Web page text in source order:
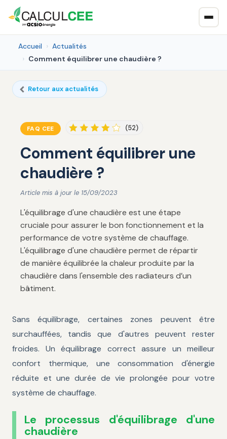
Accueil
Actualités
Comment équilibrer une chaudière ?
Retour aux actualités
FAQ CEE (52)
Comment équilibrer une
chaudière ?
Article mis à jour le 15/09/2023
L'équilibrage d'une chaudière est une étape
cruciale pour assurer le bon fonctionnement et la
performance de votre système de chauffage.
L'équilibrage d'une chaudière permet de répartir
de manière équilibrée la chaleur produite par la
chaudière dans l'ensemble des radiateurs d’un
bâtiment.
Sans équilibrage, certaines zones peuvent être
surchauffées, tandis que d'autres peuvent rester
froides. Un équilibrage correct assure un meilleur
confort thermique, une consommation d'énergie
réduite et une durée de vie prolongée pour votre
système de chauffage.
Le processus d'équilibrage d'une
chaudière